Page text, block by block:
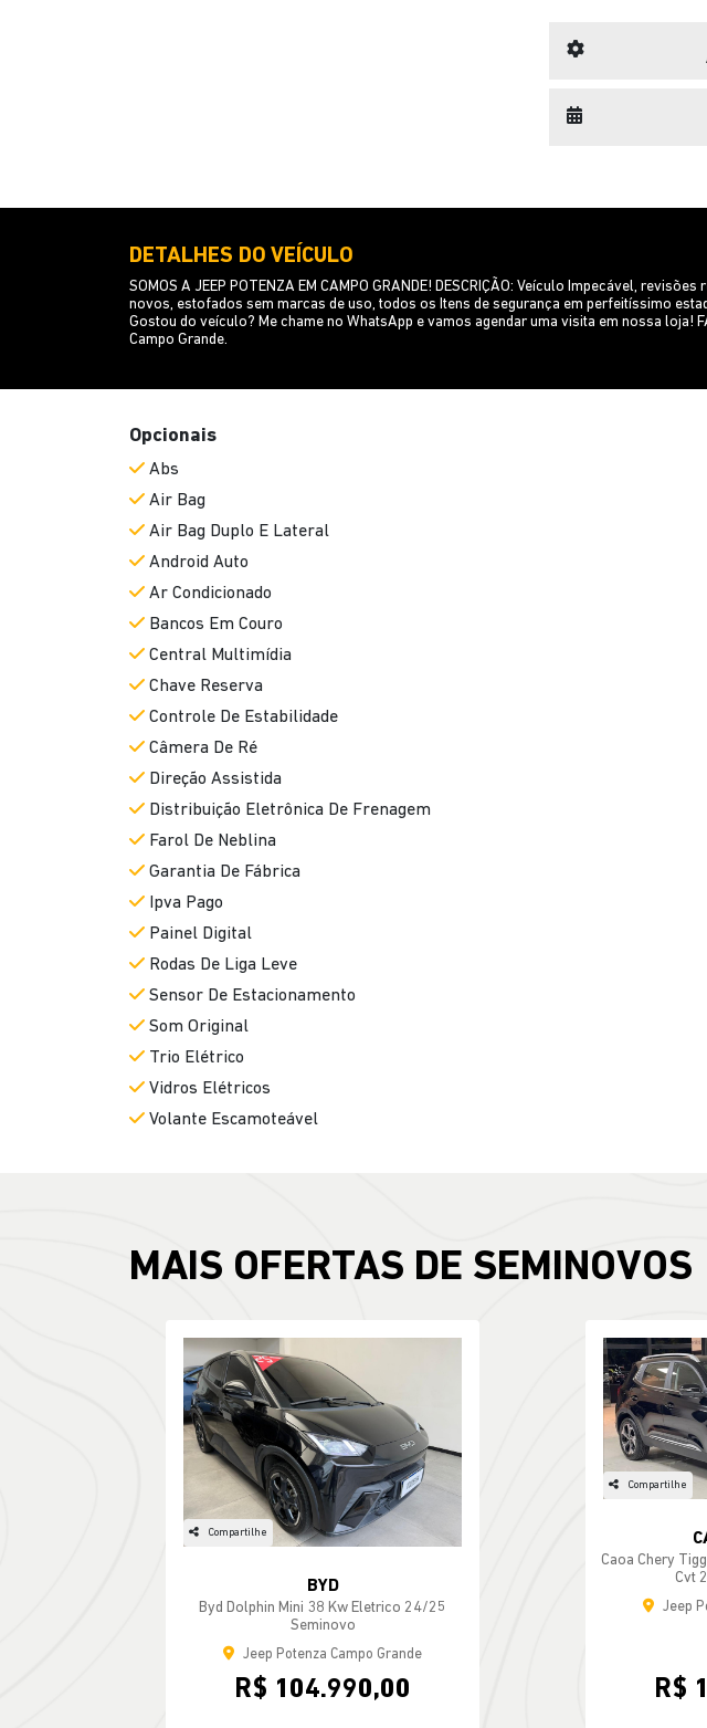
DETALHES DO VEÍCULO
SOMOS A JEEP POTENZA EM CAMPO GRANDE! DESCRIÇÃO: Veículo Impecável,
novos, estofados sem marcas de uso, todos os Itens de segurança em perfeitíssimo
Gostou do veículo? Me chame no WhatsApp e vamos agendar uma visita em nossa
Campo Grande.
Opcionais
Abs
Air Bag
Air Bag Duplo E Lateral
Android Auto
Ar Condicionado
Bancos Em Couro
Central Multimídia
Chave Reserva
Controle De Estabilidade
Câmera De Ré
Direção Assistida
Distribuição Eletrônica De Frenagem
Farol De Neblina
Garantia De Fábrica
Ipva Pago
Painel Digital
Rodas De Liga Leve
Sensor De Estacionamento
Som Original
Trio Elétrico
Vidros Elétricos
Volante Escamoteável
MAIS OFERTAS DE SEMINOVOS
Compartilhe
BYD
Byd Dolphin Mini 38 Kw Eletrico 24/25
Seminovo
Jeep Potenza Campo Grande
R$ 104.990,00
Compartilhe
Caoa Chery
Cvt
Jeep
R$